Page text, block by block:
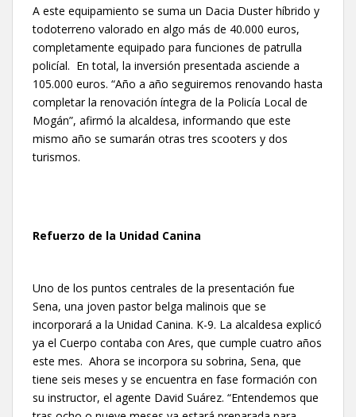
A este equipamiento se suma un Dacia Duster híbrido y
todoterreno valorado en algo más de 40.000 euros,
completamente equipado para funciones de patrulla
policíal. En total, la inversión presentada asciende a
105.000 euros. “Año a año seguiremos renovando hasta
completar la renovación íntegra de la Policía Local de
Mogán”, afirmó la alcaldesa, informando que este
mismo año se sumarán otras tres scooters y dos
turismos.
Refuerzo de la Unidad Canina
Uno de los puntos centrales de la presentación fue
Sena, una joven pastor belga malinois que se
incorporará a la Unidad Canina. K-9. La alcaldesa explicó
ya el Cuerpo contaba con Ares, que cumple cuatro años
este mes. Ahora se incorpora su sobrina, Sena, que
tiene seis meses y se encuentra en fase formación con
su instructor, el agente David Suárez. “Entendemos que